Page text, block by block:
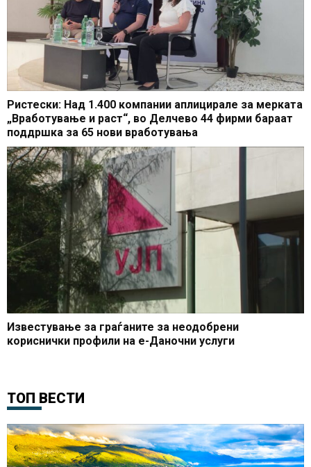
Ристески: Над 1.400 компании аплицирале за мерката
„Вработување и раст“, во Делчево 44 фирми бараат
поддршка за 65 нови вработувања
Известување за граѓаните за неодобрени
кориснички профили на е-Даночни услуги
ТОП ВЕСТИ